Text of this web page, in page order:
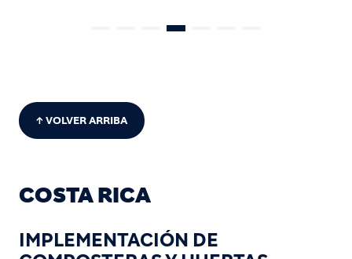
↑ VOLVER ARRIBA
COSTA RICA
IMPLEMENTACIÓN DE